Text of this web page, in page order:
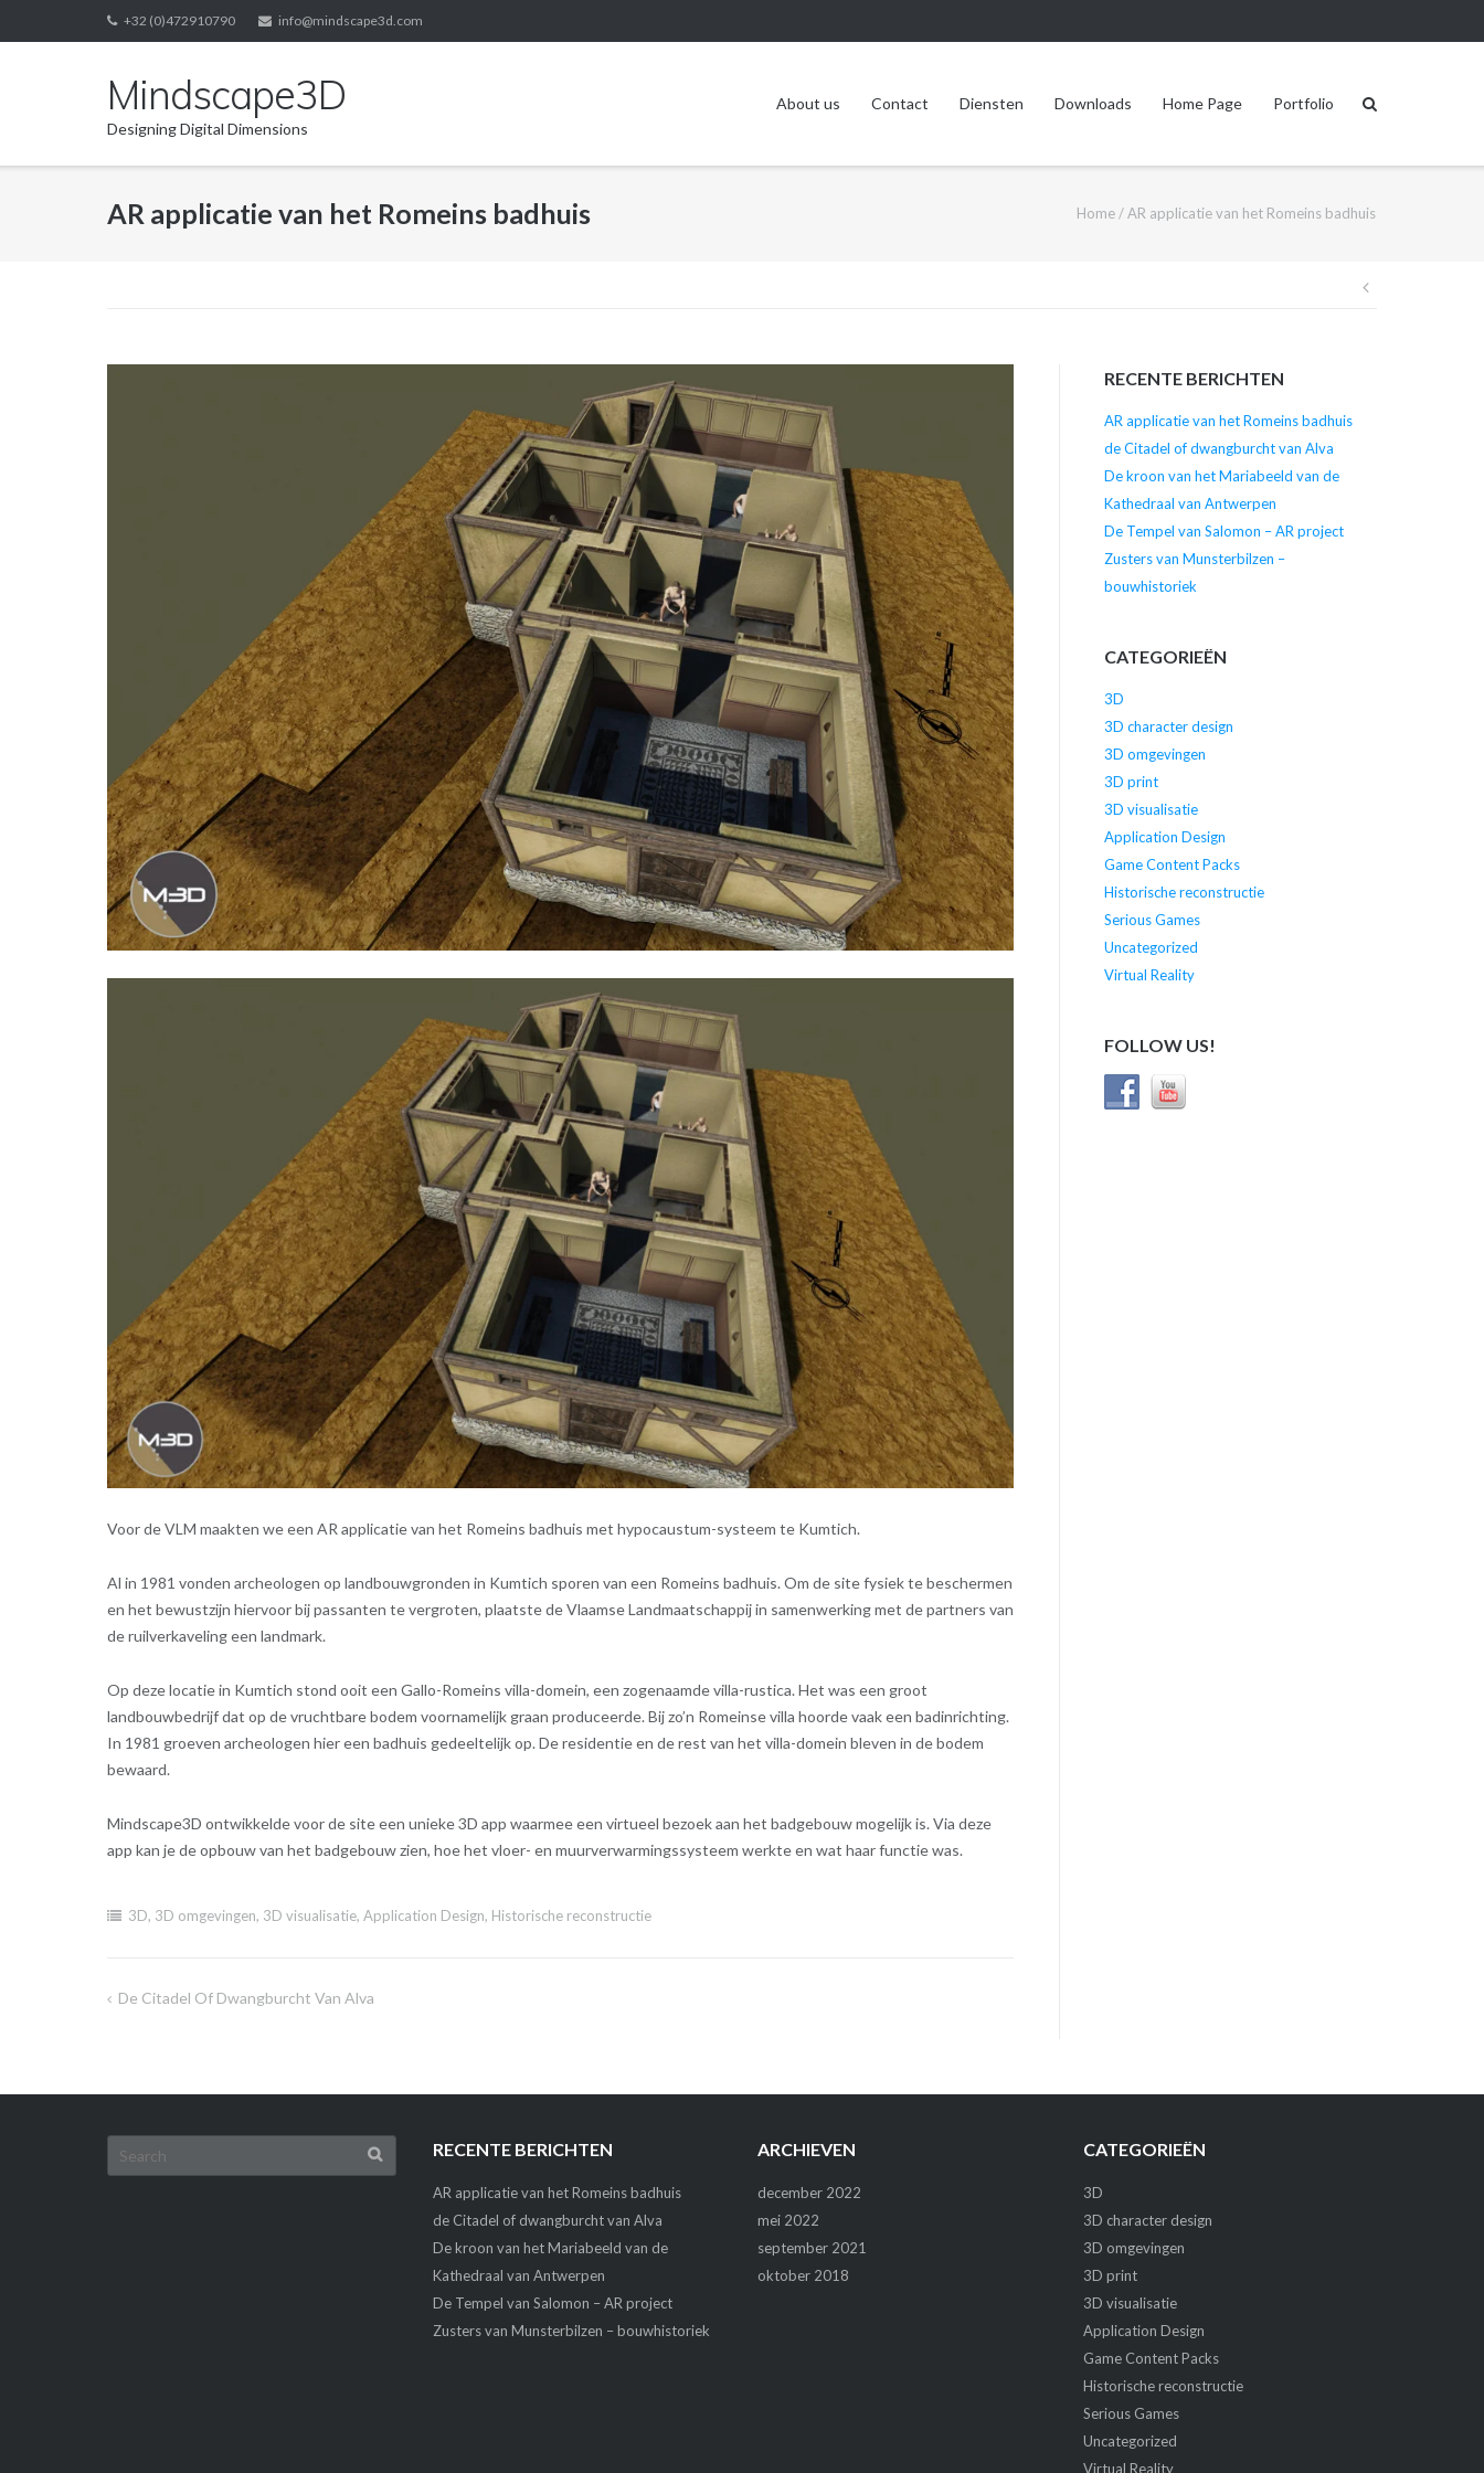
to
+32 (0)472910790 info@mindscape3d.com
Mindscape3D
Designing Digital Dimensions
About us Contact Diensten Downloads Home Page Portfolio
AR applicatie van het Romeins badhuis Home/AR applicatie van het Romeins badhuis
Voor de VLM maakten we een AR applicatie van het Romeins badhuis met hypocaustum-systeem te Kumtich.
Al in 1981 vonden archeologen op landbouwgronden in Kumtich sporen van een Romeins badhuis. Om de site fysiek te beschermen
en het bewustzijn hiervoor bij passanten te vergroten, plaatste de Vlaamse Landmaatschappij in samenwerking met de partners van
de ruilverkaveling een landmark.
Op deze locatie in Kumtich stond ooit een Gallo-Romeins villa-domein, een zogenaamde villa-rustica. Het was een groot
landbouwbedrijf dat op de vruchtbare bodem voornamelijk graan produceerde. Bij zo’n Romeinse villa hoorde vaak een badinrichting.
In 1981 groeven archeologen hier een badhuis gedeeltelijk op. De residentie en de rest van het villa-domein bleven in de bodem
bewaard.
Mindscape3D ontwikkelde voor de site een unieke 3D app waarmee een virtueel bezoek aan het badgebouw mogelijk is. Via deze
app kan je de opbouw van het badgebouw zien, hoe het vloer- en muurverwarmingssysteem werkte en wat haar functie was. ​
3D, 3D omgevingen, 3D visualisatie, Application Design, Historische reconstructie
Berichtnavigatie
De Citadel Of Dwangburcht Van Alva
RECENTE BERICHTEN
AR applicatie van het Romeins badhuis
de Citadel of dwangburcht van Alva
De kroon van het Mariabeeld van de
Kathedraal van Antwerpen
De Tempel van Salomon – AR project
Zusters van Munsterbilzen –
bouwhistoriek
CATEGORIEËN
3D
3D character design
3D omgevingen
3D print
3D visualisatie
Application Design
Game Content Packs
Historische reconstructie
Serious Games
Uncategorized
Virtual Reality
FOLLOW US!
Search
for:
RECENTE BERICHTEN
AR applicatie van het Romeins badhuis
de Citadel of dwangburcht van Alva
De kroon van het Mariabeeld van de
Kathedraal van Antwerpen
De Tempel van Salomon – AR project
Zusters van Munsterbilzen – bouwhistoriek
ARCHIEVEN
december 2022
mei 2022
september 2021
oktober 2018
CATEGORIEËN
3D
3D character design
3D omgevingen
3D print
3D visualisatie
Application Design
Game Content Packs
Historische reconstructie
Serious Games
Uncategorized
Virtual Reality